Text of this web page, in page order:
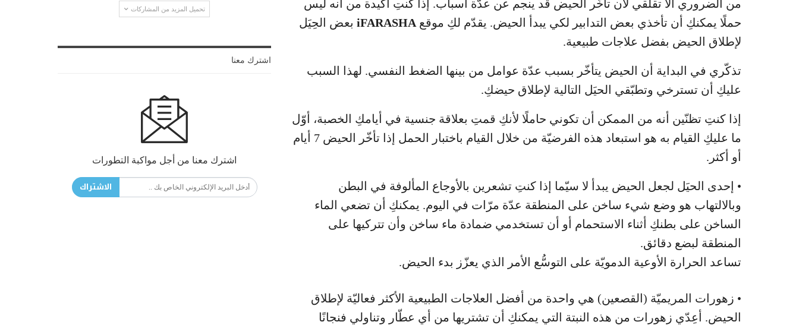
من الضروري ألّا تقلقي لأن تأخّر الحيض قد ينجم عن عدّة أسباب. إذا كنتِ أكيدة من أنه ليس
حملًا يمكنكِ أن تأخذي بعض التدابير لكي يبدأ الحيض. يقدّم لكِ موقع iFARASHA بعض الحِيَل
لإطلاق الحيض بفضل علاجات طبيعية.
تذكّري في البداية أن الحيض يتأخّر بسبب عدّة عوامل من بينها الضغط النفسي. لهذا السبب
عليكِ أن تسترخي وتطبّقي الحيَل التالية لإطلاق حيضكِ.
إذا كنتِ تظنّين أنه من الممكن أن تكوني حاملًا لأنكِ قمتِ بعلاقة جنسية في أيامكِ الخصبة، أوّل
ما عليكِ القيام به هو استبعاد هذه الفرضيّة من خلال القيام باختبار الحمل إذا تأخّر الحيض 7 أيام
أو أكثر.
• إحدى الحيَل لجعل الحيض يبدأ لا سيّما إذا كنتِ تشعرين بالأوجاع المألوفة في البطن
وبالالتهاب هو وضع شيء ساخن على المنطقة عدّة مرّات في اليوم. يمكنكِ أن تضعي الماء
الساخن على بطنكِ أثناء الاستحمام أو أن تستخدمي ضمادة ماء ساخن وأن تتركيها على
المنطقة لبضع دقائق.
تساعد الحرارة الأوعية الدمويّة على التوسُّع الأمر الذي يعزّز بدء الحيض.
• زهورات المريميّة (القصعين) هي واحدة من أفضل العلاجات الطبيعية الأكثر فعاليّة لإطلاق
الحيض. أعِدّي زهورات من هذه النبتة التي يمكنكِ أن تشتريها من أي عطّار وتناولي فنجانًا
تحميل المزيد من المشاركات
اشترك معنا
اشترك معنا من أجل مواكبة التطورات
الاشتراك